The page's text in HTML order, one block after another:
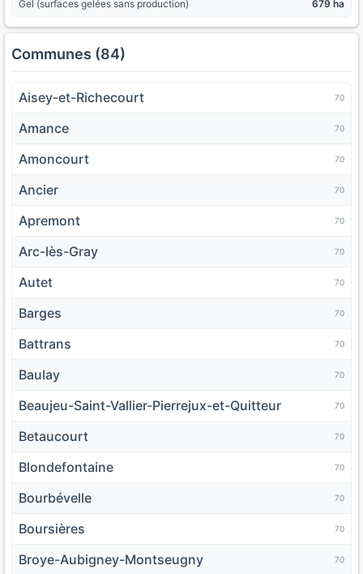
Gel (surfaces gelées sans production) 679 ha
Communes (84)
Aisey-et-Richecourt 70
Amance 70
Amoncourt 70
Ancier 70
Apremont 70
Arc-lès-Gray 70
Autet 70
Barges 70
Battrans 70
Baulay 70
Beaujeu-Saint-Vallier-Pierrejux-et-Quitteur 70
Betaucourt 70
Blondefontaine 70
Bourbévelle 70
Boursières 70
Broye-Aubigney-Montseugny 70